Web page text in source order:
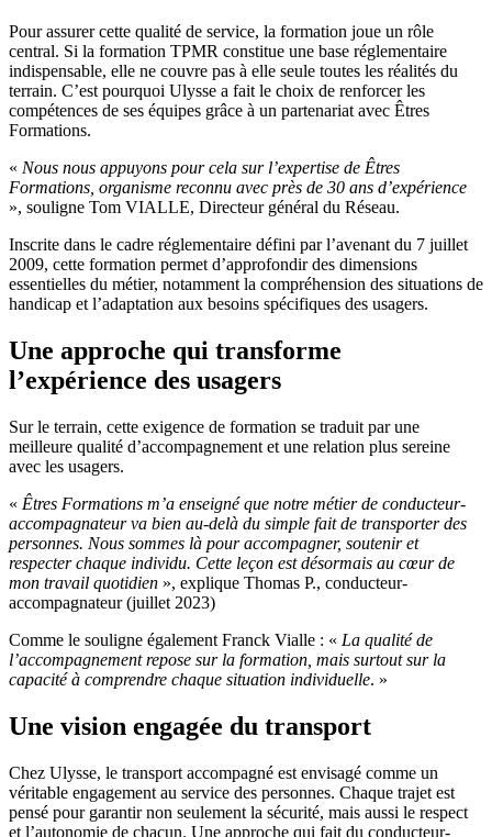
Pour assurer cette qualité de service, la formation joue un rôle
central. Si la formation TPMR constitue une base réglementaire
indispensable, elle ne couvre pas à elle seule toutes les réalités du
terrain. C’est pourquoi Ulysse a fait le choix de renforcer les
compétences de ses équipes grâce à un partenariat avec Êtres
Formations.
« Nous nous appuyons pour cela sur l’expertise de Êtres
Formations, organisme reconnu avec près de 30 ans d’expérience
», souligne Tom VIALLE, Directeur général du Réseau.
Inscrite dans le cadre réglementaire défini par l’avenant du 7 juillet
2009, cette formation permet d’approfondir des dimensions
essentielles du métier, notamment la compréhension des situations de
handicap et l’adaptation aux besoins spécifiques des usagers.
Une approche qui transforme
l’expérience des usagers
Sur le terrain, cette exigence de formation se traduit par une
meilleure qualité d’accompagnement et une relation plus sereine
avec les usagers.
« Êtres Formations m’a enseigné que notre métier de conducteur-
accompagnateur va bien au-delà du simple fait de transporter des
personnes. Nous sommes là pour accompagner, soutenir et
respecter chaque individu. Cette leçon est désormais au cœur de
mon travail quotidien », explique Thomas P., conducteur-
accompagnateur (juillet 2023)
Comme le souligne également Franck Vialle : « La qualité de
l’accompagnement repose sur la formation, mais surtout sur la
capacité à comprendre chaque situation individuelle. »
Une vision engagée du transport
Chez Ulysse, le transport accompagné est envisagé comme un
véritable engagement au service des personnes. Chaque trajet est
pensé pour garantir non seulement la sécurité, mais aussi le respect
et l’autonomie de chacun. Une approche qui fait du conducteur-